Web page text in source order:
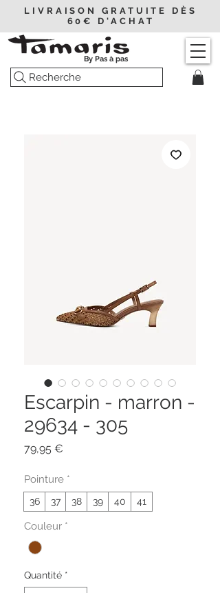
LIVRAISON GRATUITE DÈS
60€ D'ACHAT
Recherche
By Pas à pas
Escarpin - marron -
29634 - 305
79,95 €
Pointure *
36 37 38 39 40 41
Couleur *
Quantité *